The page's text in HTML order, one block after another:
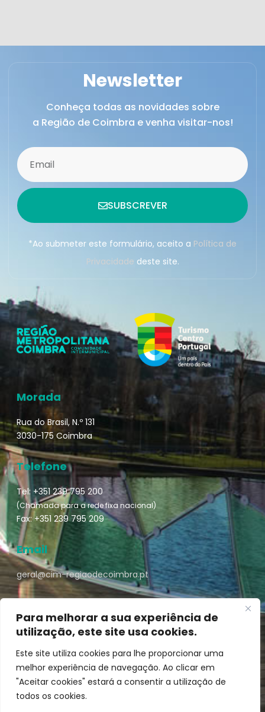
Para melhorar a sua experiência de
utilização, este site usa cookies.
Este site utiliza cookies para lhe proporcionar uma
melhor experiência de navegação. Ao clicar em
"Aceitar cookies" estará a consentir a utilização de
todos os cookies.
Newsletter
Conheça todas as novidades sobre
a Região de Coimbra e venha visitar-nos!
SUBSCREVER
*Ao submeter este formulário, aceito a Política de
Privacidade deste site.
Morada
Rua do Brasil, N.º 131
3030-175 Coimbra
Telefone
Tel: +351 239 795 200
(Chamada para a rede fixa nacional)
Fax: +351 239 795 209
Email
geral@cim-regiaodecoimbra.pt
Turismo de Coimbra © || Desenvolvido por